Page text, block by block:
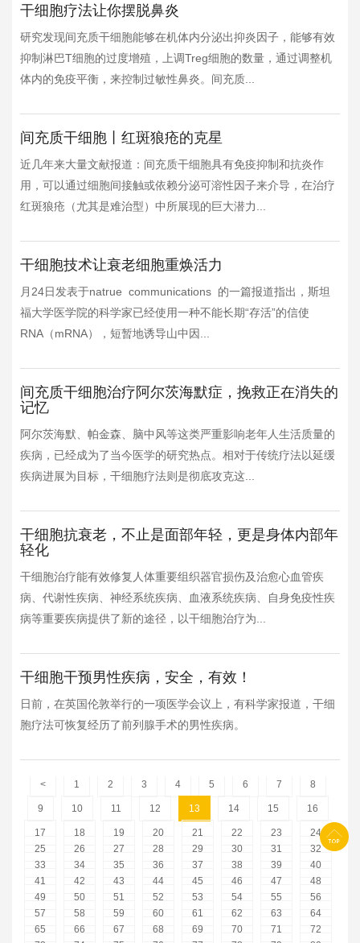
干细胞疗法让你摆脱鼻炎
研究发现间充质干细胞能够在机体内分泌出抑炎因子，能够有效
抑制淋巴T细胞的过度增殖，上调Treg细胞的数量，通过调整机
体内的免疫平衡，来控制过敏性鼻炎。间充质...
间充质干细胞丨红斑狼疮的克星
近几年来大量文献报道：间充质干细胞具有免疫抑制和抗炎作
用，可以通过细胞间接触或依赖分泌可溶性因子来介导，在治疗
红斑狼疮（尤其是难治型）中所展现的巨大潜力...
干细胞技术让衰老细胞重焕活力
月24日发表于natrue communications 的一篇报道指出，斯坦
福大学医学院的科学家已经使用一种不能长期“存活”的信使
RNA（mRNA），短暂地诱导山中因...
间充质干细胞治疗阿尔茨海默症，挽救正在消失的
记忆
阿尔茨海默、帕金森、脑中风等这类严重影响老年人生活质量的
疾病，已经成为了当今医学的研究热点。相对于传统疗法以延缓
疾病进展为目标，干细胞疗法则是彻底攻克这...
干细胞抗衰老，不止是面部年轻，更是身体内部年
轻化
干细胞治疗能有效修复人体重要组织器官损伤及治愈心血管疾
病、代谢性疾病、神经系统疾病、血液系统疾病、自身免疫性疾
病等重要疾病提供了新的途径，以干细胞治疗为...
干细胞干预男性疾病，安全，有效！
日前，在英国伦敦举行的一项医学会议上，有科学家报道，干细
胞疗法可恢复经历了前列腺手术的男性疾病。
< 1 2 3 4 5 6 7 8
9 10 11 12 13 14 15 16
17 18 19 20 21 22 23
24
25
26 27 28 29 30 31
32
33
34 35 36 37 38 39
40
41
42 43 44 45 46 47
48
49
50 51 52 53 54 55
56
57
58 59 60 61 62 63
64
65
66 67 68 69 70 71
72